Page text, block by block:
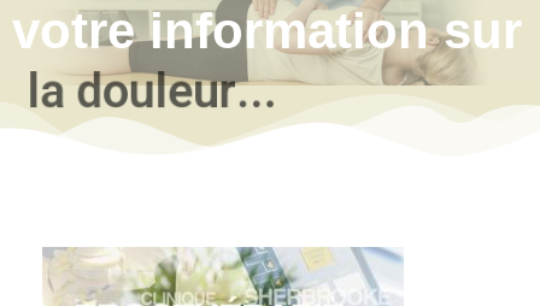
votre information sur
a douleur...